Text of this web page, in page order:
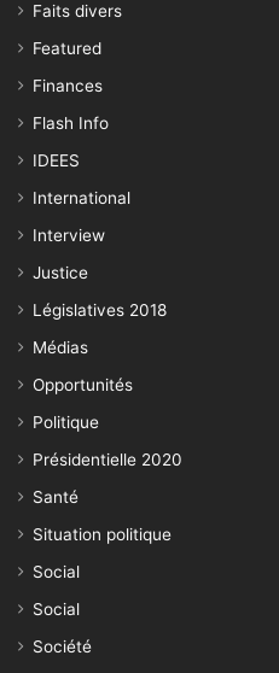
Faits divers
Featured
Finances
Flash Info
IDEES
International
Interview
Justice
Législatives 2018
Médias
Opportunités
Politique
Présidentielle 2020
Santé
Situation politique
Social
Social
Société